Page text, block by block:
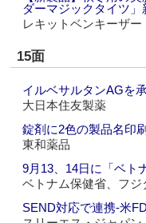
ダーマジックタイツ」
レキットベンキーザー
15面
イルベサルタンAGを
大日本住友製薬
錠剤に2色の製品名印
東和薬品
9月13、14日に「ベト
ベトナム保健省、フジ
SEND対応で連携‐米